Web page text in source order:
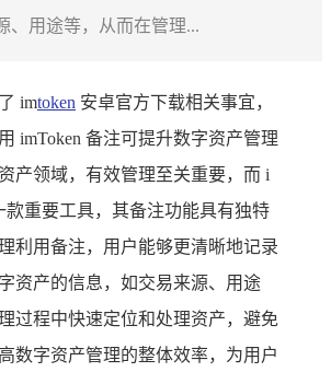
、用途等，从而在管理...
imtoken 安卓官方下载相关事宜，
imToken 备注可提升数字资产管理
产领域，有效管理至关重要，而 i
款重要工具，其备注功能具有独特
利用备注，用户能够更清晰地记录
资产的信息，如交易来源、用途
过程中快速定位和处理资产，避免
数字资产管理的整体效率，为用户